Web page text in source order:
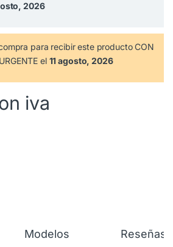
2026
para recibir este producto CON
el 11 agosto, 2026
iva
AEG ELECTROLUX.
Modelos Reseñas